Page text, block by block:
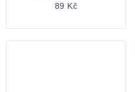
89 Kč